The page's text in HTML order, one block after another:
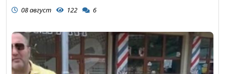
08 август 122 6